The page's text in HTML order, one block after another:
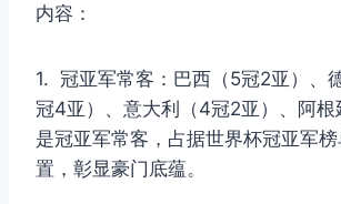
内容：
1. 冠亚军常客：巴西（5冠2亚）、
冠4亚）、意大利（4冠2亚）、阿根
是冠亚军常客，占据世界杯冠亚军
置，彰显豪门底蕴。